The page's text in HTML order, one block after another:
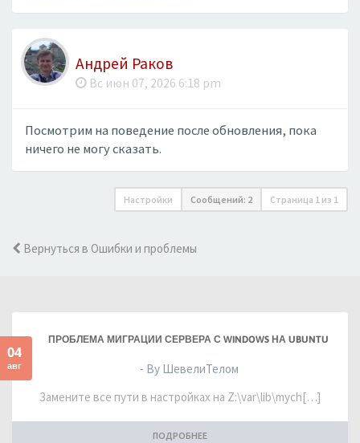
Андрей Раков
Вс июн 07, 2026 6:18 pm
Посмотрим на поведение после обновления, пока
ничего не могу сказать.
Настройки Сообщений: 2 Страница 1 из 1
Вернуться в Ошибки и проблемы
04
авг
ПРОБЛЕМА МИГРАЦИИ СЕРВЕРА С WINDOWS НА UBUNTU
- By ШевелиТелом
Замените все пути в настройках на Z:\var\lib\mych[…]
ПОДРОБНЕЕ